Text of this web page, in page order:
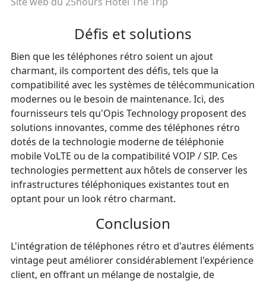
Défis et solutions
Bien que les téléphones rétro soient un ajout
charmant, ils comportent des défis, tels que la
compatibilité avec les systèmes de télécommunication
modernes ou le besoin de maintenance. Ici, des
fournisseurs tels qu'Opis Technology proposent des
solutions innovantes, comme des téléphones rétro
dotés de la technologie moderne de téléphonie
mobile VoLTE ou de la compatibilité VOIP / SIP. Ces
technologies permettent aux hôtels de conserver les
infrastructures téléphoniques existantes tout en
optant pour un look rétro charmant.
Conclusion
L'intégration de téléphones rétro et d'autres éléments
vintage peut améliorer considérablement l'expérience
client, en offrant un mélange de nostalgie, de